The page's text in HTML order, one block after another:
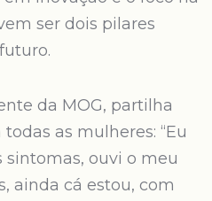
ser dois pilares
da MOG, partilha
as mulheres: “Eu
sintomas, ouvi o meu
ainda cá estou, com